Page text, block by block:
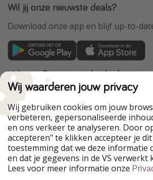
Wil jij onze nieuwste deals?
Download onze app en blijf up-to-
VakantiePiraten maakt deel uit van
HolidayPirates Group
Onze markten
PiratinViaggio
WakacyjniPiraci
Ferienpiraten
Urlaubspiraten
TravelPirates
Wij waarderen jouw privacy
Wij gebruiken cookies om jouw
verbeteren, gepersonaliseerde
en ons verkeer te analyseren. Door
accepteren" te klikken accepteer je
toestemming dat we deze informatie
en dat je gegevens in de VS verwerkt
Lees voor meer informatie onze